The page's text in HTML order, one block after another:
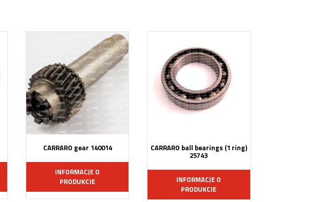
CARRARO gear 140014
INFORMACJE O
PRODUKCIE
CARRARO ball bearings (1 ring)
25743
INFORMACJE O
PRODUKCIE